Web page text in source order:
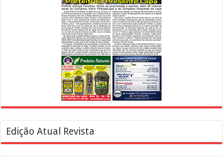
Edição Atual Revista